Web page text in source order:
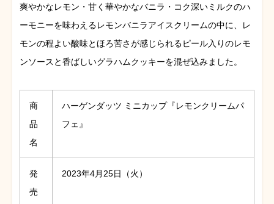
爽やかなレモン・甘く華やかなバニラ・コク深いミルクのハ
ーモニーを味わえるレモンバニラアイスクリームの中に、レ
モンの程よい酸味とほろ苦さが感じられるピール入りのレモ
ンソースと香ばしいグラハムクッキーを混ぜ込みました。
商
品
名
ハーゲンダッツ ミニカップ『レモンクリームパ
フェ』
発
売
2023年4月25日（火）